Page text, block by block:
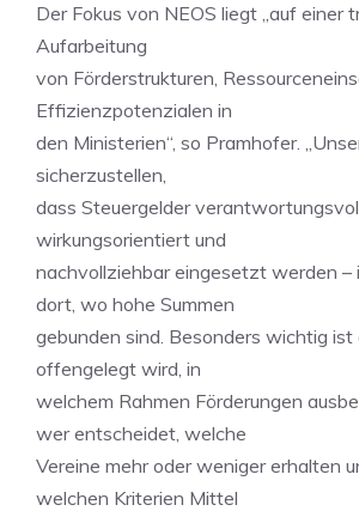
Der Fokus von NEOS liegt „auf einer
Aufarbeitung
von Förderstrukturen,
Effizienzpotenzialen in
den Ministerien“, so Pramhofer.
sicherzustellen,
dass Steuergelder
wirkungsorientiert und
nachvollziehbar eingesetzt werden –
dort, wo hohe Summen
gebunden sind. Besonders wichtig ist
offengelegt wird, in
welchem Rahmen Förderungen
wer entscheidet, welche
Vereine mehr oder weniger erhalten
welchen Kriterien Mittel